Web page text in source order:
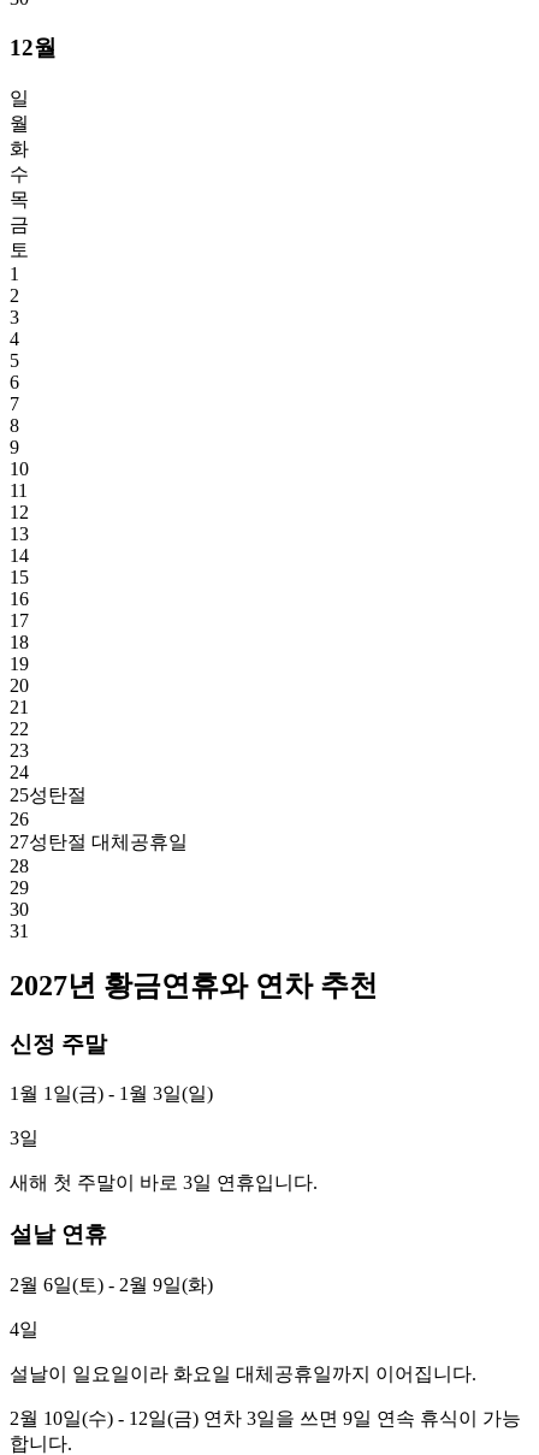
12월
일
월
화
수
목
금
토
1
2
3
4
5
6
7
8
9
10
11
12
13
14
15
16
17
18
19
20
21
22
23
24
25성탄절
26
27성탄절 대체공휴일
28
29
30
31
2027년 황금연휴와 연차 추천
신정 주말
1월 1일(금) - 1월 3일(일)
3일
새해 첫 주말이 바로 3일 연휴입니다.
설날 연휴
2월 6일(토) - 2월 9일(화)
4일
설날이 일요일이라 화요일 대체공휴일까지 이어집니다.
2월 10일(수) - 12일(금) 연차 3일을 쓰면 9일 연속 휴식이 가능
합니다.